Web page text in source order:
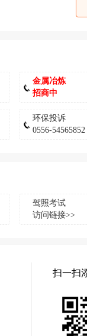
金属冶炼
招商中
环保投诉
0556-54565852
驾照考试
访问链接>>
扫一扫